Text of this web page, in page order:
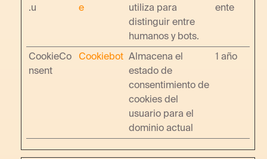
.u
e
utiliza para
distinguir entre
humanos y bots.
ente
CookieCo
nsent
Cookiebot Almacena el
estado de
consentimiento de
cookies del
usuario para el
dominio actual
1 año